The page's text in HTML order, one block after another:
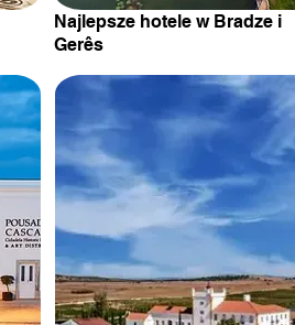
Najlepsze hotele w Bradze i
Gerês